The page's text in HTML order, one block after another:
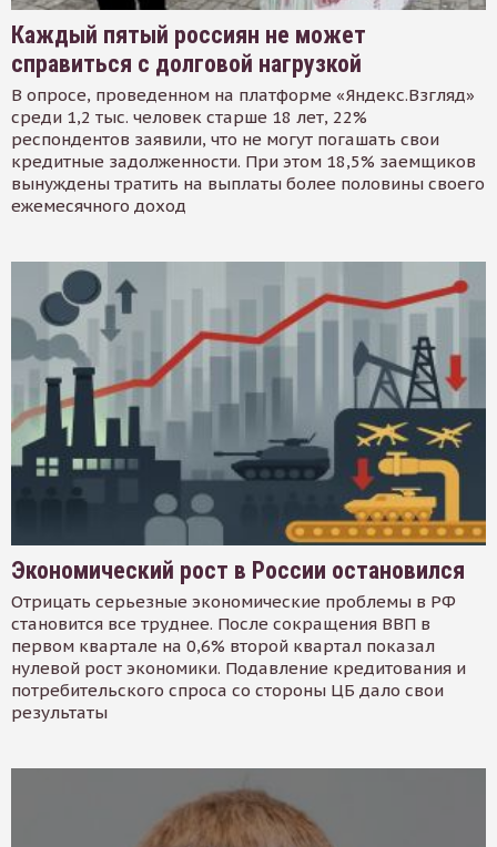
Каждый пятый россиян не может
справиться с долговой нагрузкой
В опросе, проведенном на платформе «Яндекс.Взгляд»
среди 1,2 тыс. человек старше 18 лет, 22%
респондентов заявили, что не могут погашать свои
кредитные задолженности. При этом 18,5% заемщиков
вынуждены тратить на выплаты более половины своего
ежемесячного доход
Экономический рост в России остановился
Отрицать серьезные экономические проблемы в РФ
становится все труднее. После сокращения ВВП в
первом квартале на 0,6% второй квартал показал
нулевой рост экономики. Подавление кредитования и
потребительского спроса со стороны ЦБ дало свои
результаты